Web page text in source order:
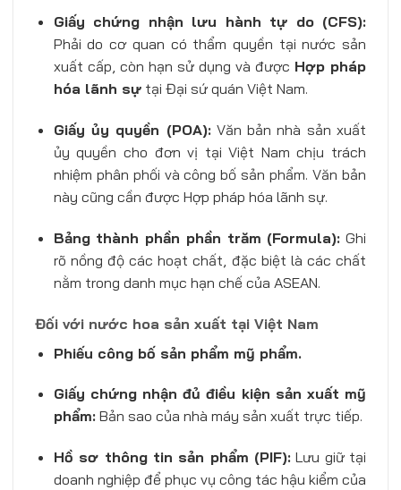
Giấy chứng nhận lưu hành tự do (CFS):
Phải do cơ quan có thẩm quyền tại nước sản
xuất cấp, còn hạn sử dụng và được Hợp pháp
hóa lãnh sựtại Đại sứ quán Việt Nam.
Giấy ủy quyền (POA):Văn bản nhà sản xuất
ủy quyền cho đơn vị tại Việt Nam chịu trách
nhiệm phân phối và công bố sản phẩm. Văn bản
này cũng cần được Hợp pháp hóa lãnh sự.
Bảng thành phần phần trăm (Formula): Ghi
rõ nồng độ các hoạt chất, đặc biệt là các chất
nằm trong danh mục hạn chế của ASEAN.
Đối với nước hoa sản xuất tại Việt Nam
Phiếu công bố sản phẩm mỹ phẩm.
Giấy chứng nhận đủ điều kiện sản xuất mỹ
phẩm:Bản sao của nhà máy sản xuất trực tiếp.
Hồ sơ thông tin sản phẩm (PIF):Lưu giữ tại
doanh nghiệp để phục vụ công tác hậu kiểm của